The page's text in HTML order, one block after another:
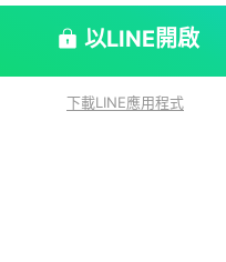
以LINE開啟
下載LINE應用程式